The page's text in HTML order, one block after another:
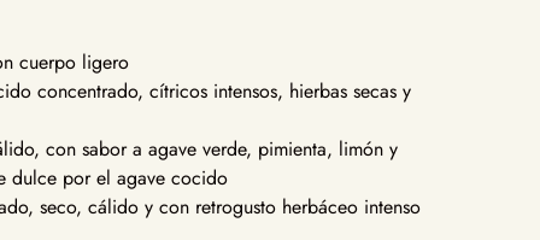
cuerpo ligero
concentrado, cítricos intensos, hierbas secas y
con sabor a agave verde, pimienta, limón y
dulce por el agave cocido
seco, cálido y con retrogusto herbáceo intenso